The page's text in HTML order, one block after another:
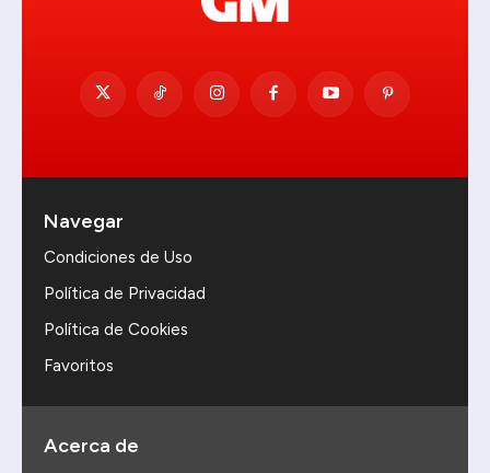
Navegar
Condiciones de Uso
Política de Privacidad
Política de Cookies
Favoritos
Acerca de